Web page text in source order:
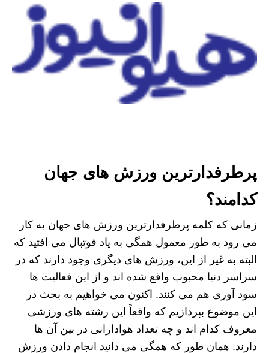
پرطرفدارترین ورزش های جهان
کدامند؟
زمانی که کلمه پرطرفدارترین ورزش های جهان به کار
می رود به طور معمول همگی به یاد فوتبال می افتید که
البته به غیر از این، ورزش های دیگری وجود دارند که در
سراسر دنیا محبوب واقع شده اند و از این فعالیت ها
سود آوری هم می کنند. اکنون می خواهیم به بحث در
این موضوع بپردازیم که واقعاً این رشته های ورزشی
معروف کدام اند و چه تعداد هوادارانی در بین آن ها
دارند. همان طور که همگی می دانید انجام دادن ورزش